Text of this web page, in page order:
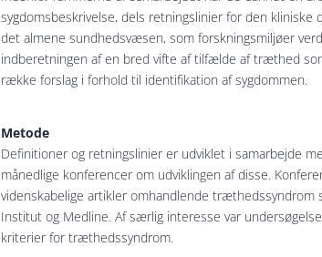
sygdomsbeskrivelse, dels retningslinier for den
det almene sundhedsvæsen, som forskningsmiljøer
indberetningen af en bred vifte af tilfælde af træthed
række forslag i forhold til identifikation af sygdommen.
Metode
Definitioner og retningslinier er udviklet i samarbejde
månedlige konferencer om udviklingen af disse.
videnskabelige artikler omhandlende træthedssyndrom
Institut og Medline. Af særlig interesse var
kriterier for træthedssyndrom.